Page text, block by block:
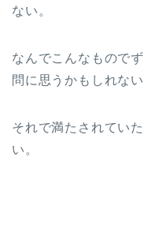
ない。
なんでこんなもので
問に思うかもしれない
それで満たされてい
い。